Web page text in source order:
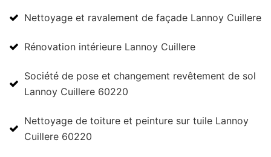
Nettoyage et ravalement de façade Lannoy Cuillere
Rénovation intérieure Lannoy Cuillere
Société de pose et changement revêtement de sol
Lannoy Cuillere 60220
Nettoyage de toiture et peinture sur tuile Lannoy
Cuillere 60220